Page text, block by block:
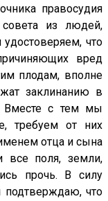
правосудия
из людей,
что
вред
плодам, вполне
заклинанию в
Вместе с тем мы
требуем от них
отца и сына
все поля, земли,
прочь. В силу
подтверждаю, что